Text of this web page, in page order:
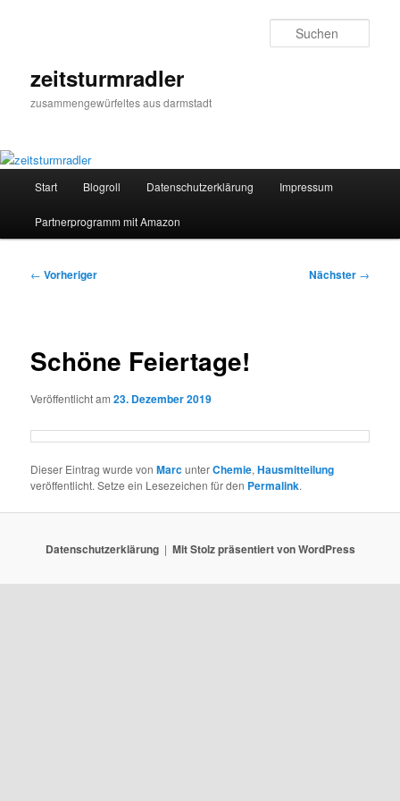
zeitsturmradler
zusammengewürfeltes aus darmstadt
Start Blogroll Datenschutzerklärung Impressum
Partnerprogramm mit Amazon
Beitragsnavigation
← Vorheriger Nächster →
Schöne Feiertage!
Veröffentlicht am23. Dezember 2019
Dieser Eintrag wurde vonMarcunterChemie,Hausmitteilung
veröffentlicht. Setze ein Lesezeichen für den Permalink.
Datenschutzerklärung Mit Stolz präsentiert von WordPress